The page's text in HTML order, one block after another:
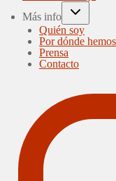
Más info
Quién soy
Por dónde
Prensa
Contacto